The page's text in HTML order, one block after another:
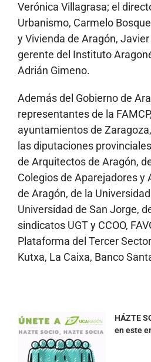
Verónica Villagrasa; el
Urbanismo, Carmelo
y Vivienda de Aragón,
gerente del Instituto
Adrián Gimeno.
Además del Gobierno de
representantes de la
ayuntamientos de
las diputaciones
de Arquitectos de Aragón,
Colegios de Aparejadores y
de Aragón, de la
Universidad de San Jorge,
sindicatos UGT y CCOO,
Plataforma del Tercer
Kutxa, La Caixa, Banco
HÁZTE
en este